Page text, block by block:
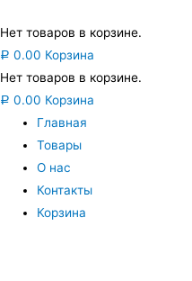
Нет товаров в корзине.
Р 0.00 Корзина
Нет товаров в корзине.
Р 0.00 Корзина
Главная
Товары
О нас
Контакты
Корзина